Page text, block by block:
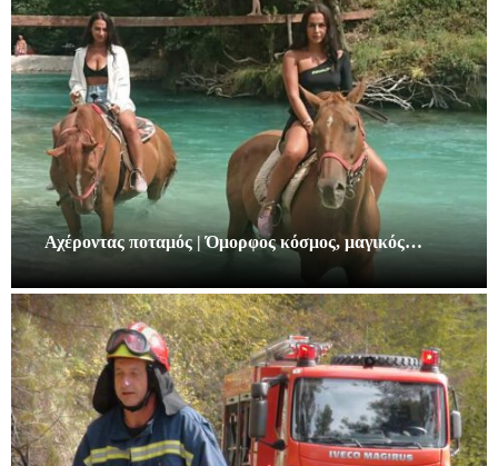
Αχέροντας ποταμός | Όμορφος κόσμος, μαγικός…